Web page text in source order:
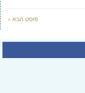
פוסט הבא »